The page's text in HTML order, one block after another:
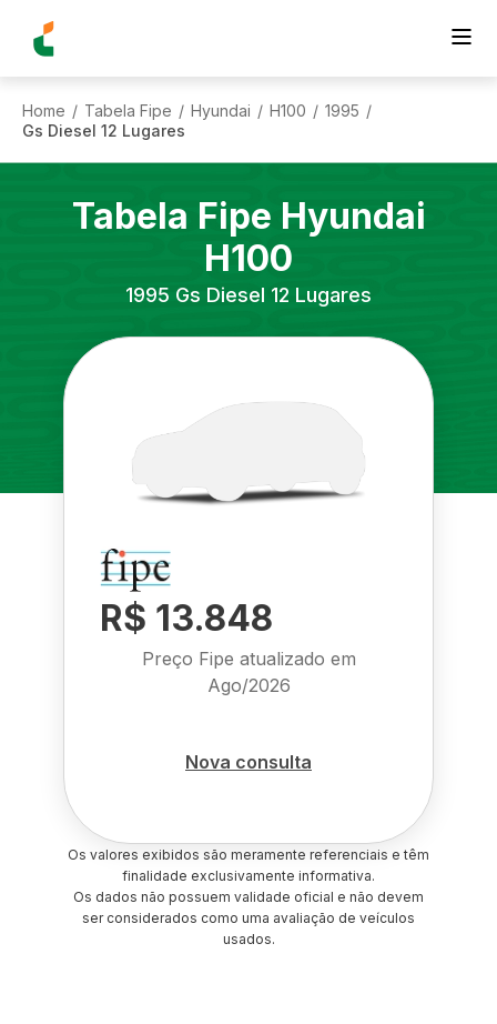
Home / Tabela Fipe / Hyundai / H100 / 1995 /
Gs Diesel 12 Lugares
Tabela Fipe Hyundai
H100
1995 Gs Diesel 12 Lugares
R$ 13.848
Preço Fipe atualizado em
Ago/2026
Nova consulta
Os valores exibidos são meramente referenciais e têm
finalidade exclusivamente informativa.
Os dados não possuem validade oficial e não devem
ser considerados como uma avaliação de veículos
usados.